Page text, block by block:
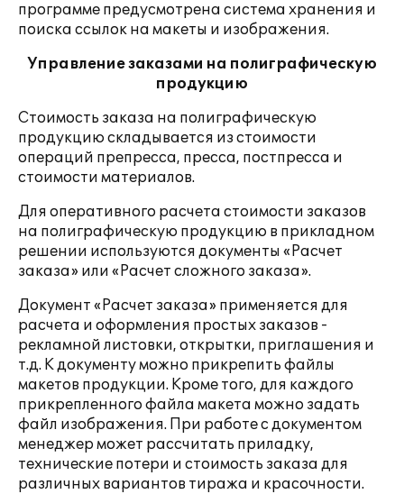
программе предусмотрена система хранения и
поиска ссылок на макеты и изображения.
Управление заказами на полиграфическую
продукцию
Стоимость заказа на полиграфическую
продукцию складывается из стоимости
операций препресса, пресса, постпресса и
стоимости материалов.
Для оперативного расчета стоимости заказов
на полиграфическую продукцию в прикладном
решении используются документы «Расчет
заказа» или «Расчет сложного заказа».
Документ «Расчет заказа» применяется для
расчета и оформления простых заказов -
рекламной листовки, открытки, приглашения и
т.д. К документу можно прикрепить файлы
макетов продукции. Кроме того, для каждого
прикрепленного файла макета можно задать
файл изображения. При работе с документом
менеджер может рассчитать приладку,
технические потери и стоимость заказа для
различных вариантов тиража и красочности.